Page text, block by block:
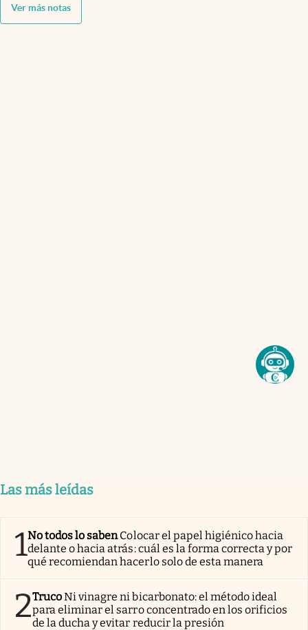
Ver más notas
Las más leídas
1No todos lo sabenColocar el papel higiénico hacia
delante o hacia atrás: cuál es la forma correcta y por
qué recomiendan hacerlo solo de esta manera
2TrucoNi vinagre ni bicarbonato: el método ideal
para eliminar el sarro concentrado en los orificios
de la ducha y evitar reducir la presión